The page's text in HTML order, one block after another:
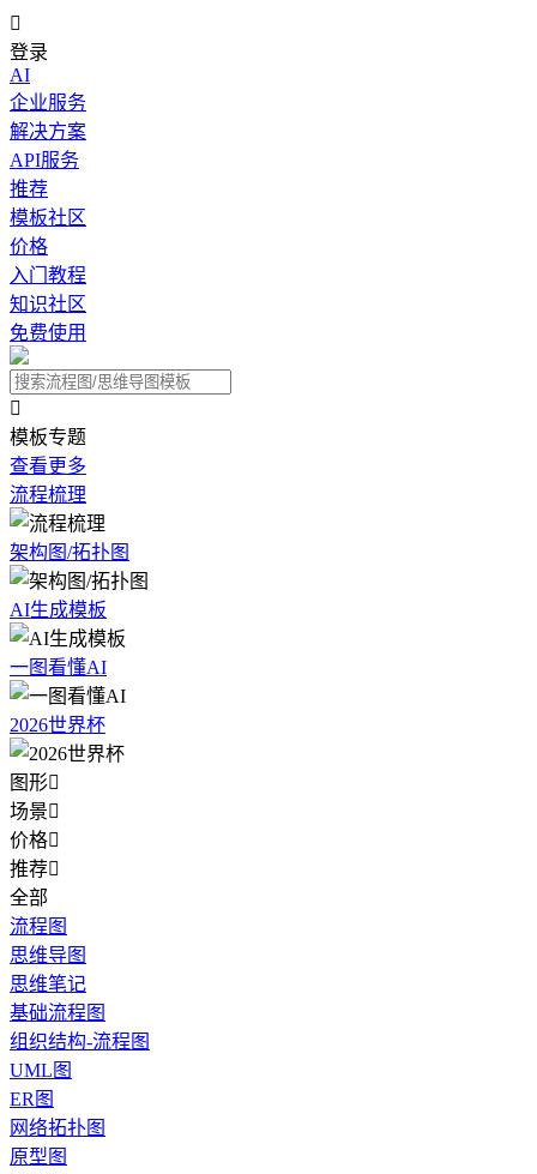

登录
AI
企业服务
解决方案
API服务
推荐
模板社区
价格
入门教程
知识社区
免费使用

模板专题
查看更多
流程梳理
架构图/拓扑图
AI生成模板
一图看懂AI
2026世界杯
图形
场景
价格
推荐
全部
流程图
思维导图
思维笔记
基础流程图
组织结构-流程图
UML图
ER图
网络拓扑图
原型图